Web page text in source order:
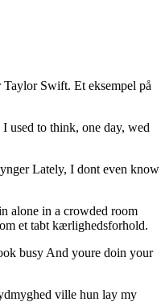
Swift. Et eksempel på
used to think, one day, wed
Lately, I dont even know
alone in a crowded room
et tabt kærlighedsforhold.
busy And youre doin your
ville hun lay my